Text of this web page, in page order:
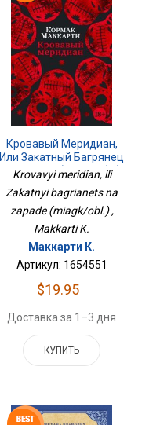
Кровавый Меридиан,
Или Закатный Багрянец
На Западе (мягк/обл.)
Krovavyi meridian, ili
Zakatnyi bagrianets na
zapade (miagk/obl.) ,
Makkarti K.
Маккарти К.
Артикул: 1654551
$19.95
Доставка за 1–3 дня
КУПИТЬ